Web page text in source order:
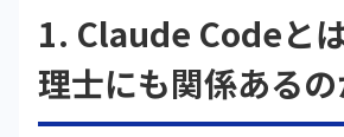
1. Claude Codeと
理士にも関係ある